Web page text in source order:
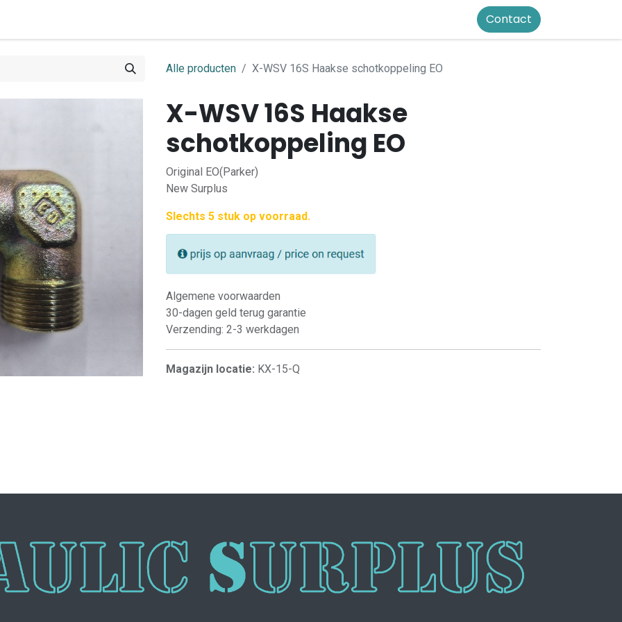
Contact
Alle producten X-WSV 16S Haakse schotkoppeling EO
X-WSV 16S Haakse
schotkoppeling EO
Original EO(Parker)
New Surplus
Slechts 5 stuk op voorraad.
Algemene voorwaarden
30-dagen geld terug garantie
Verzending: 2-3 werkdagen
Magazijn locatie: KX-15-Q